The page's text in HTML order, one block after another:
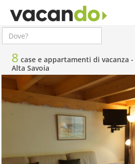
8 case e appartamenti di vacanza -
Alta Savoia